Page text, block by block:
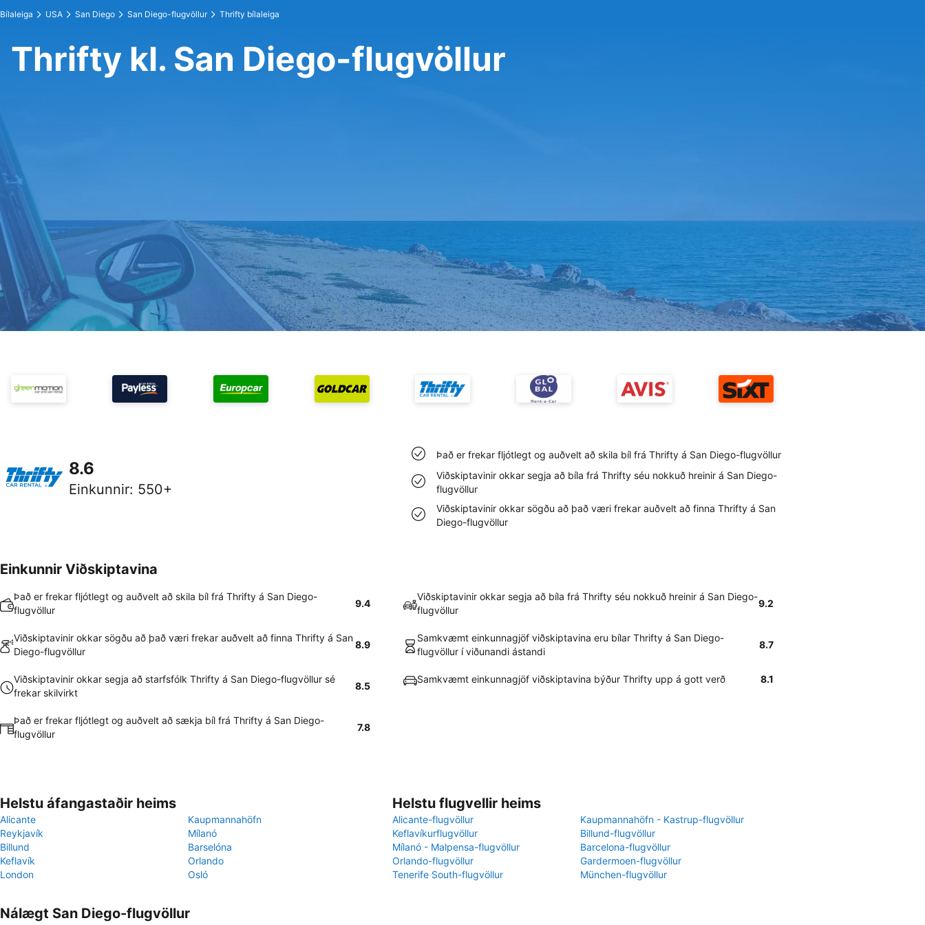
Bílaleiga USA San Diego San Diego-flugvöllur Thrifty bílaleiga
Thrifty kl. San Diego-flugvöllur
8.6
Einkunnir: 550+
Það er frekar fljótlegt og auðvelt að skila bíl frá Thrifty á San Diego-flugvöllur
Viðskiptavinir okkar segja að bíla frá Thrifty séu nokkuð hreinir á San Diego-
flugvöllur
Viðskiptavinir okkar sögðu að það væri frekar auðvelt að finna Thrifty á San
Diego-flugvöllur
Einkunnir Viðskiptavina
Það er frekar fljótlegt og auðvelt að skila bíl frá Thrifty á San Diego-
flugvöllur
9.4
Viðskiptavinir okkar segja að bíla frá Thrifty séu nokkuð hreinir á San Diego-
flugvöllur
9.2
Viðskiptavinir okkar sögðu að það væri frekar auðvelt að finna Thrifty á San
Diego-flugvöllur
8.9
Samkvæmt einkunnagjöf viðskiptavina eru bílar Thrifty á San Diego-
flugvöllur í viðunandi ástandi
8.7
Viðskiptavinir okkar segja að starfsfólk Thrifty á San Diego-flugvöllur sé
frekar skilvirkt
8.5
Samkvæmt einkunnagjöf viðskiptavina býður Thrifty upp á gott verð 8.1
Það er frekar fljótlegt og auðvelt að sækja bíl frá Thrifty á San Diego-
flugvöllur
7.8
Helstu áfangastaðir heims
Alicante
Kaupmannahöfn
Reykjavík
Mílanó
Billund
Barselóna
Keflavík
Orlando
London
Osló
Helstu flugvellir heims
Alicante-flugvöllur
Kaupmannahöfn - Kastrup-flugvöllur
Keflavíkurflugvöllur
Billund-flugvöllur
Mílanó - Malpensa-flugvöllur
Barcelona-flugvöllur
Orlando-flugvöllur
Gardermoen-flugvöllur
Tenerife South-flugvöllur
München-flugvöllur
Nálægt San Diego-flugvöllur